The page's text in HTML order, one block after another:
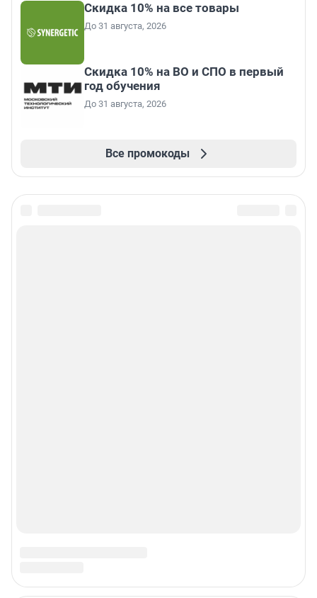
Скидка 10% на все товары
До 31 августа, 2026
Скидка 10% на ВО и СПО в первый
год обучения
До 31 августа, 2026
Все промокоды